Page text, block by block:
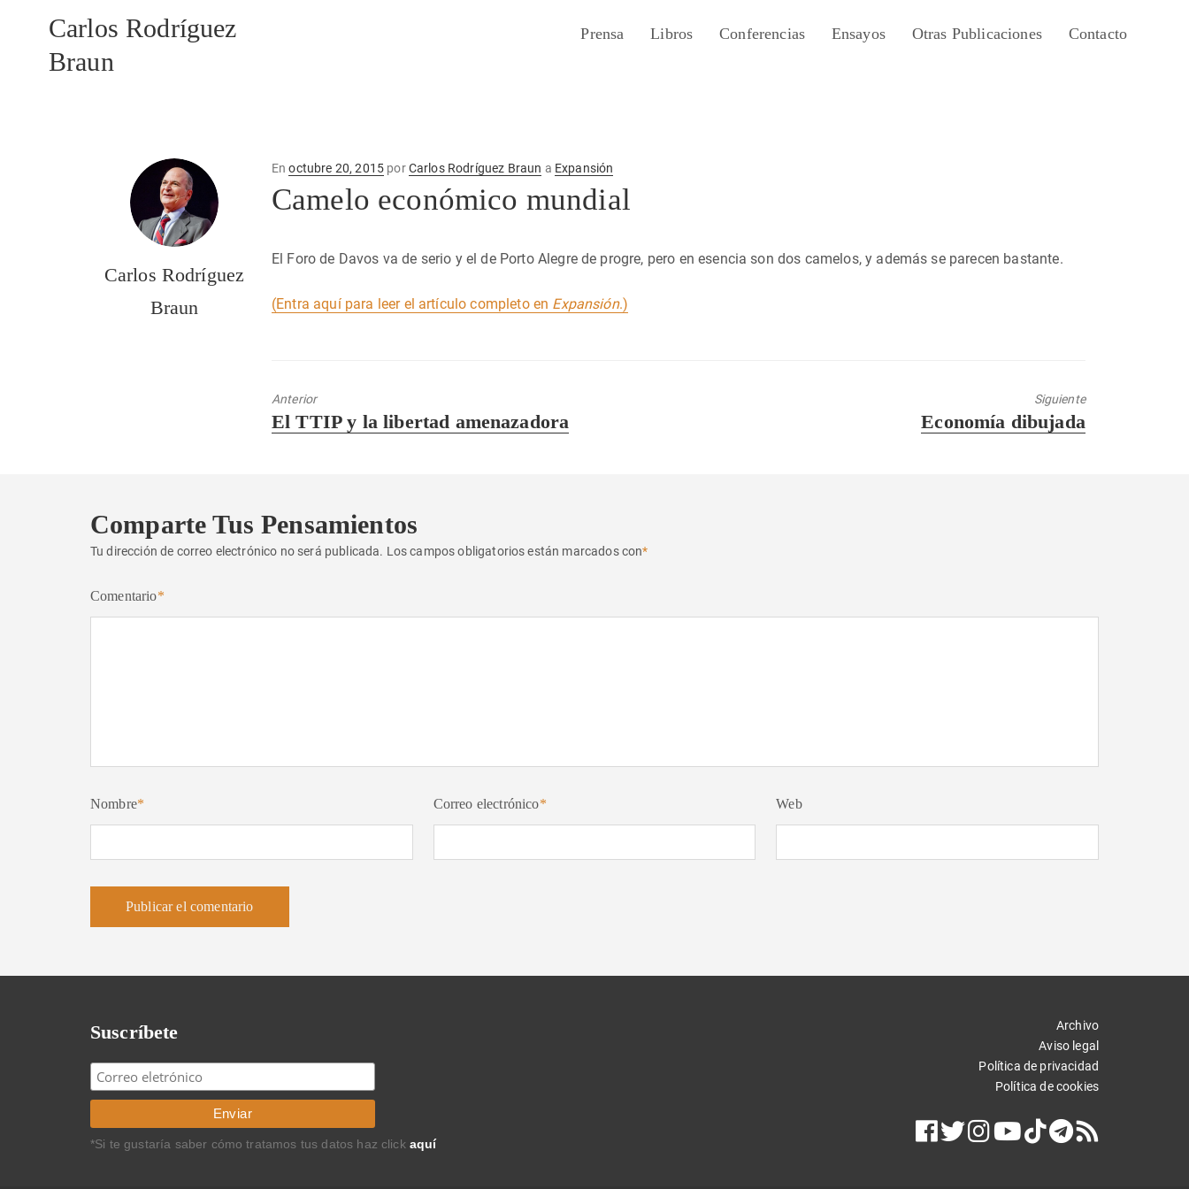
Carlos Rodríguez
Braun
Prensa Libros Conferencias Ensayos Otras Publicaciones Contacto
Carlos Rodríguez
Braun
EnPublicado
en
octubre 20, 2015 porCarlos Rodríguez Braun a Expansión
Camelo económico mundial
El Foro de Davos va de serio y el de Porto Alegre de progre, pero en esencia son dos camelos, y además se parecen bastante.
(Entra aquí para leer el artículo completo en Expansión.)
Anterior
Entrada
El TTIP y la libertad amenazadora
Siguiente
Entrada
Economía dibujada
Comparte Tus Pensamientos
Tu dirección de correo electrónico no será publicada. Los campos obligatorios están marcados con*
Comentario*
Nombre* Correo electrónico* Web
Suscríbete
*Si te gustaría saber cómo tratamos tus datos haz click aquí
Archivo
Aviso legal
Política de privacidad
Política de cookies